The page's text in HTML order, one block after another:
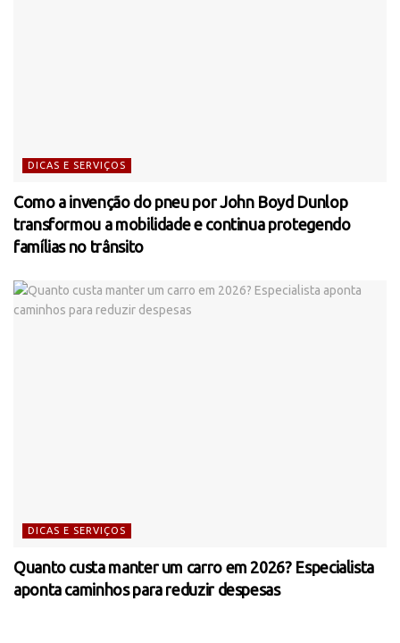
DICAS E SERVIÇOS
Como a invenção do pneu por John Boyd Dunlop
transformou a mobilidade e continua protegendo
famílias no trânsito
DICAS E SERVIÇOS
Quanto custa manter um carro em 2026? Especialista
aponta caminhos para reduzir despesas